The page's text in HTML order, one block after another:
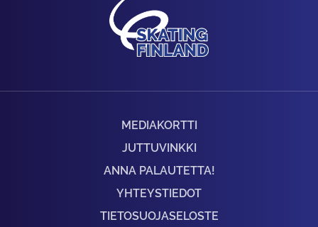
MEDIAKORTTI
JUTTUVINKKI
ANNA PALAUTETTA!
YHTEYSTIEDOT
TIETOSUOJASELOSTE